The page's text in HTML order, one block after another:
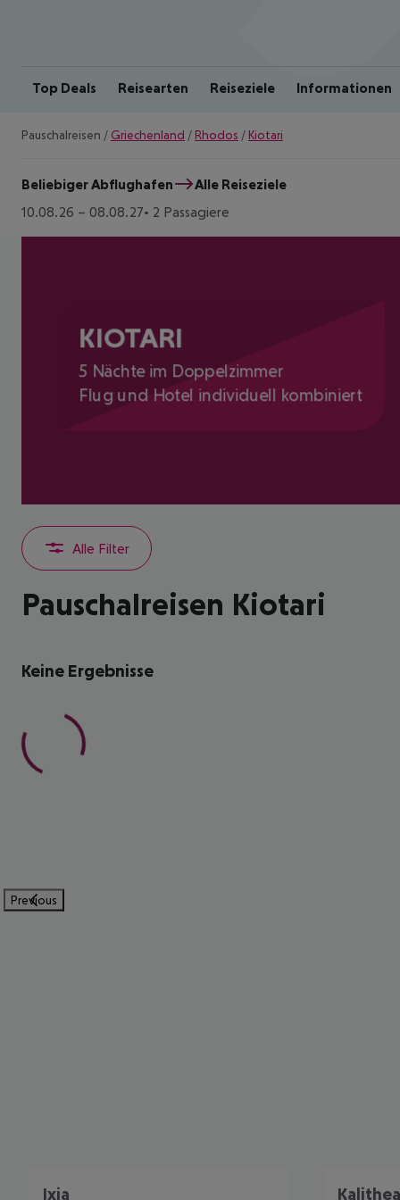
Top Deals Reisearten Reiseziele Informationen
Pauschalreisen / Griechenland / Rhodos / Kiotari
Beliebiger Abflughafen
Alle Reiseziele
10.08.26 – 08.08.27 2 Passagiere
KIOTARI
5 Nächte im Doppelzimmer
Flug und Hotel individuell kombiniert
Alle Filter
Pauschalreisen Kiotari
Keine Ergebnisse
Previous
Ixia Kalithea